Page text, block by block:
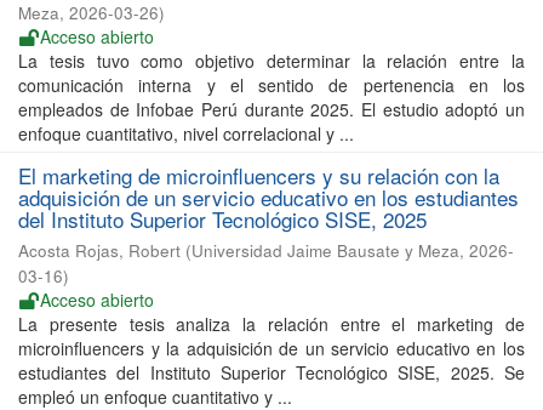
Meza, 2026-03-26)
Acceso abierto
La tesis tuvo como objetivo determinar la relación entre la
comunicación interna y el sentido de pertenencia en los
empleados de Infobae Perú durante 2025. El estudio adoptó un
enfoque cuantitativo, nivel correlacional y ...
El marketing de microinfluencers y su relación con la
adquisición de un servicio educativo en los estudiantes
del Instituto Superior Tecnológico SISE, 2025
Acosta Rojas, Robert (Universidad Jaime Bausate y Meza, 2026-
03-16)
Acceso abierto
La presente tesis analiza la relación entre el marketing de
microinfluencers y la adquisición de un servicio educativo en los
estudiantes del Instituto Superior Tecnológico SISE, 2025. Se
empleó un enfoque cuantitativo y ...